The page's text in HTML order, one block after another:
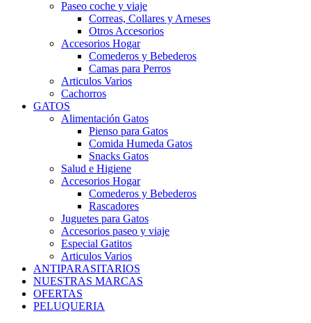
Paseo coche y viaje
Correas, Collares y Arneses
Otros Accesorios
Accesorios Hogar
Comederos y Bebederos
Camas para Perros
Articulos Varios
Cachorros
GATOS
Alimentación Gatos
Pienso para Gatos
Comida Humeda Gatos
Snacks Gatos
Salud e Higiene
Accesorios Hogar
Comederos y Bebederos
Rascadores
Juguetes para Gatos
Accesorios paseo y viaje
Especial Gatitos
Articulos Varios
ANTIPARASITARIOS
NUESTRAS MARCAS
OFERTAS
PELUQUERIA